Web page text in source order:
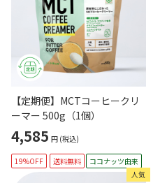
【定期便】MCTコーヒークリ
ーマー 500g（1個）
4,585 円 (税込)
19%OFF 送料無料 ココナッツ由来
人気